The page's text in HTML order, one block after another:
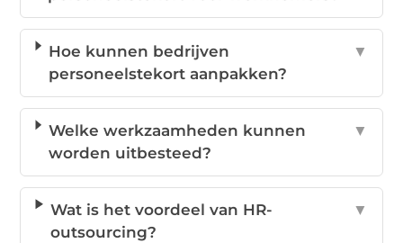
Hoe kunnen bedrijven
personeelstekort aanpakken?
▼
Welke werkzaamheden kunnen
worden uitbesteed?
▼
Wat is het voordeel van HR-
outsourcing?
▼